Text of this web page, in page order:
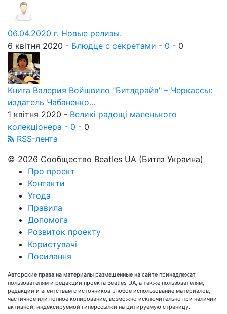
06.04.2020 г. Новые релизы.
6 квітня 2020 - Блюдце с секретами - 0 - 0
Книга Валерия Войшвило "Битлдрайв" – Черкассы:
издатель Чабаненко...
1 квітня 2020 - Великі радощі маленького
колекціонера - 0 - 0
RSS-лента
© 2026 Сообщество Beatles UA (Битлз Украина)
Про проект
Контакти
Угода
Правила
Допомога
Розвиток проекту
Користувачі
Посилання
Авторские права на материалы размещенные на сайте принадлежат
пользователям и редакции проекта Beatles UA, а также пользователям,
редакции и агентствам с источников. Любое использование материалов,
частичное или полное копирование, возможно исключительно при наличии
активной, индексируемой гиперссылки на цитируемую страницу.